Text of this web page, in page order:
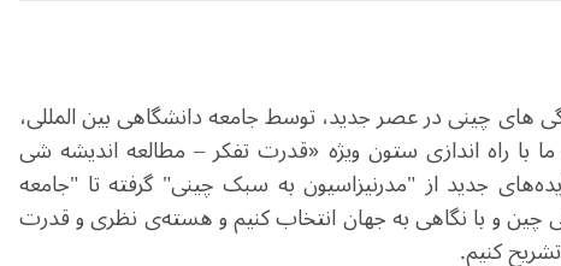
های چینی در عصر جدید، توسط جامعه دانشگاهی بین المللی،
با راه اندازی ستون ویژه «قدرت تفکر – مطالعه اندیشه شی
جدید از "مدرنیزاسیون به ‌سبک چینی" گرفته تا "جامعه‌
و با نگاهی به جهان انتخاب کنیم و هسته‌ی نظری و قدرت
کنیم.